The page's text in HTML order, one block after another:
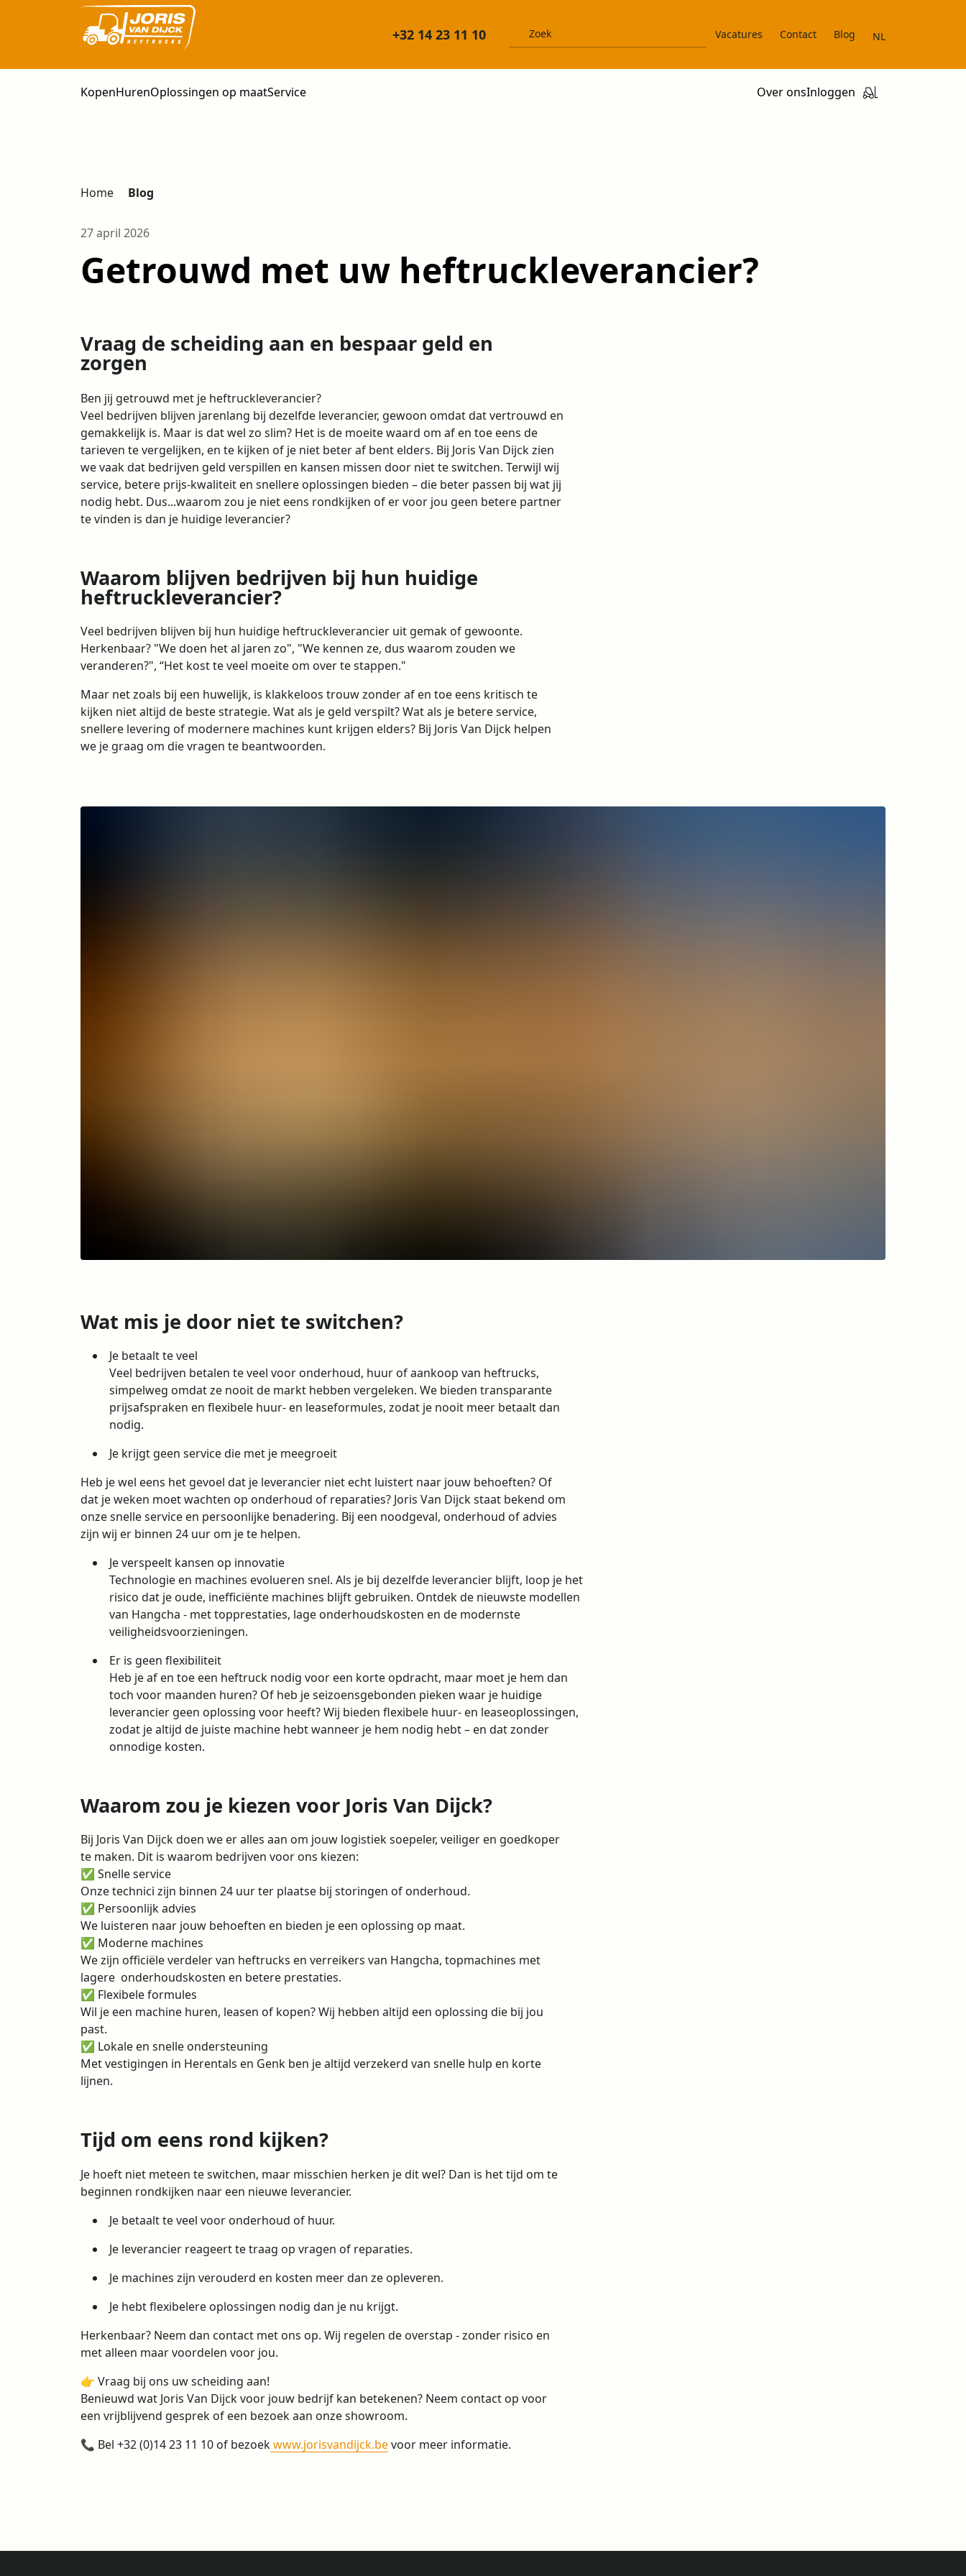
+32 14 23 11 10 Vacatures Contact Blog NL
KopenHurenOplossingen op maatService Over onsInloggen
Home Blog
27 april 2026
Getrouwd met uw heftruckleverancier?
Vraag de scheiding aan en bespaar geld en
zorgen
Ben jij getrouwd met je heftruckleverancier?
Veel bedrijven blijven jarenlang bij dezelfde leverancier, gewoon omdat dat vertrouwd en
gemakkelijk is. Maar is dat wel zo slim? Het is de moeite waard om af en toe eens de
tarieven te vergelijken, en te kijken of je niet beter af bent elders. Bij Joris Van Dijck zien
we vaak dat bedrijven geld verspillen en kansen missen door niet te switchen. Terwijl wij
service, betere prijs-kwaliteit en snellere oplossingen bieden – die beter passen bij wat jij
nodig hebt. Dus...waarom zou je niet eens rondkijken of er voor jou geen betere partner
te vinden is dan je huidige leverancier?
Waarom blijven bedrijven bij hun huidige
heftruckleverancier?
Veel bedrijven blijven bij hun huidige heftruckleverancier uit gemak of gewoonte.
Herkenbaar? "We doen het al jaren zo", "We kennen ze, dus waarom zouden we
veranderen?", “Het kost te veel moeite om over te stappen."
Maar net zoals bij een huwelijk, is klakkeloos trouw zonder af en toe eens kritisch te
kijken niet altijd de beste strategie. Wat als je geld verspilt? Wat als je betere service,
snellere levering of modernere machines kunt krijgen elders? Bij Joris Van Dijck helpen
we je graag om die vragen te beantwoorden.
Wat mis je door niet te switchen?
Je betaalt te veel
Veel bedrijven betalen te veel voor onderhoud, huur of aankoop van heftrucks,
simpelweg omdat ze nooit de markt hebben vergeleken. We bieden transparante
prijsafspraken en flexibele huur- en leaseformules, zodat je nooit meer betaalt dan
nodig.
Je krijgt geen service die met je meegroeit
Heb je wel eens het gevoel dat je leverancier niet echt luistert naar jouw behoeften? Of
dat je weken moet wachten op onderhoud of reparaties? Joris Van Dijck staat bekend om
onze snelle service en persoonlijke benadering. Bij een noodgeval, onderhoud of advies
zijn wij er binnen 24 uur om je te helpen.
Je verspeelt kansen op innovatie
Technologie en machines evolueren snel. Als je bij dezelfde leverancier blijft, loop je het
risico dat je oude, inefficiënte machines blijft gebruiken. Ontdek de nieuwste modellen
van Hangcha - met topprestaties, lage onderhoudskosten en de modernste
veiligheidsvoorzieningen.
Er is geen flexibiliteit
Heb je af en toe een heftruck nodig voor een korte opdracht, maar moet je hem dan
toch voor maanden huren? Of heb je seizoensgebonden pieken waar je huidige
leverancier geen oplossing voor heeft? Wij bieden flexibele huur- en leaseoplossingen,
zodat je altijd de juiste machine hebt wanneer je hem nodig hebt – en dat zonder
onnodige kosten.
Waarom zou je kiezen voor Joris Van Dijck?
Bij Joris Van Dijck doen we er alles aan om jouw logistiek soepeler, veiliger en goedkoper
te maken. Dit is waarom bedrijven voor ons kiezen:
✅ Snelle service
Onze technici zijn binnen 24 uur ter plaatse bij storingen of onderhoud.
✅ Persoonlijk advies
We luisteren naar jouw behoeften en bieden je een oplossing op maat.
✅ Moderne machines
We zijn officiële verdeler van heftrucks en verreikers van Hangcha, topmachines met
lagere onderhoudskosten en betere prestaties.
✅ Flexibele formules
Wil je een machine huren, leasen of kopen? Wij hebben altijd een oplossing die bij jou
past.
✅ Lokale en snelle ondersteuning
Met vestigingen in Herentals en Genk ben je altijd verzekerd van snelle hulp en korte
lijnen.
Tijd om eens rond kijken?
Je hoeft niet meteen te switchen, maar misschien herken je dit wel? Dan is het tijd om te
beginnen rondkijken naar een nieuwe leverancier.
Je betaalt te veel voor onderhoud of huur.
Je leverancier reageert te traag op vragen of reparaties.
Je machines zijn verouderd en kosten meer dan ze opleveren.
Je hebt flexibelere oplossingen nodig dan je nu krijgt.
Herkenbaar? Neem dan contact met ons op. Wij regelen de overstap - zonder risico en
met alleen maar voordelen voor jou.
👉 Vraag bij ons uw scheiding aan!
Benieuwd wat Joris Van Dijck voor jouw bedrijf kan betekenen? Neem contact op voor
een vrijblijvend gesprek of een bezoek aan onze showroom.
📞 Bel +32 (0)14 23 11 10 of bezoekwww.jorisvandijck.bevoor meer informatie.